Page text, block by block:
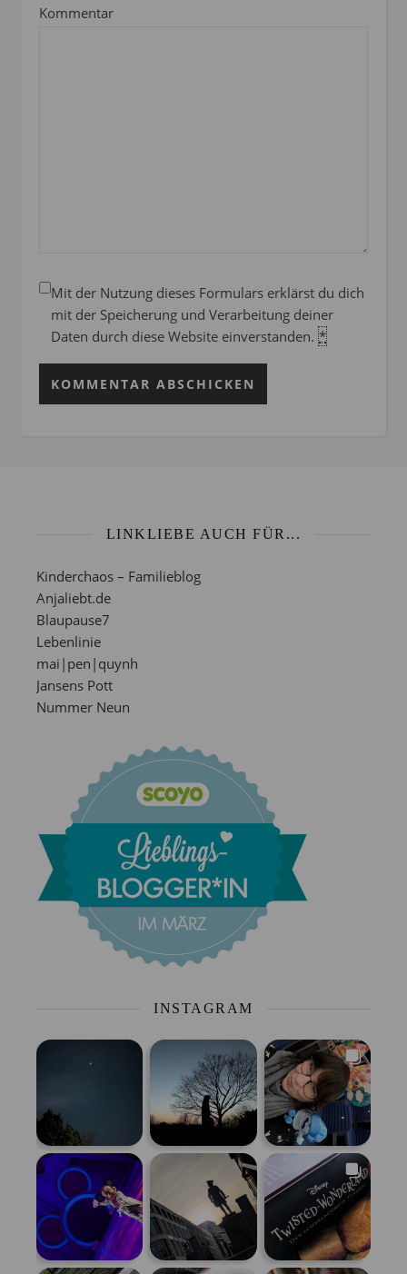
Kommentar
Mit der Nutzung dieses Formulars erklärst du dich
mit der Speicherung und Verarbeitung deiner
Daten durch diese Website einverstanden. *
LINKLIEBE AUCH FÜR...
Kinderchaos – Familieblog
Anjaliebt.de
Blaupause7
Lebenlinie
mai|pen|quynh
Jansens Pott
Nummer Neun
INSTAGRAM